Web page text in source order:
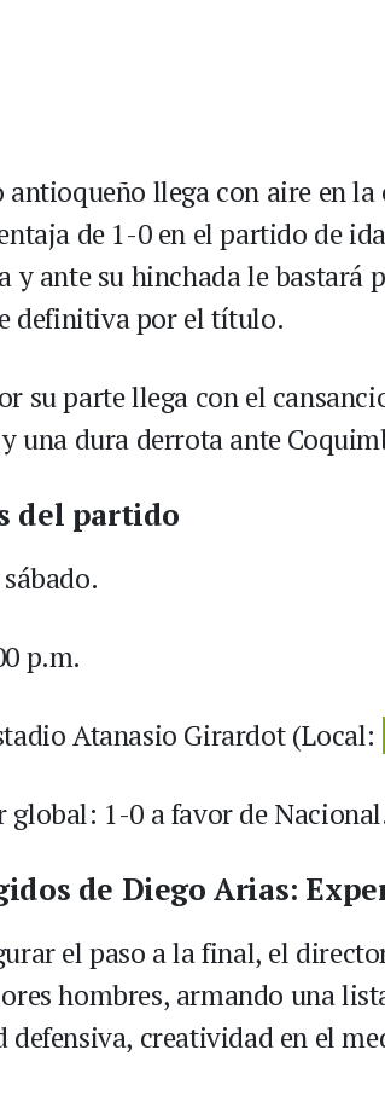
antioqueño llega con aire en
de 1-0 en el partido de
y ante su hinchada le
definitiva por el título.
su parte llega con el
una dura derrota ante
del partido
p.m.
Atanasio Girardot (Local:
global: 1-0 a favor de
de Diego Arias:
el paso a la final, el
hombres, armando una
defensiva, creatividad en el